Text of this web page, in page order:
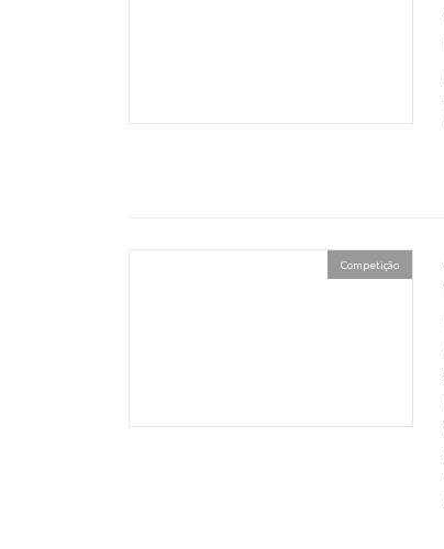
Competição